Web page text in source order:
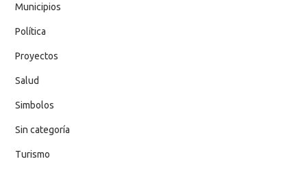
Municipios
Política
Proyectos
Salud
Simbolos
Sin categoría
Turismo